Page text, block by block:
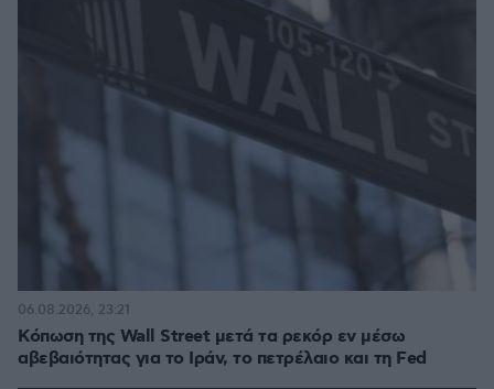
Κόπωση της Wall Street μετά τα ρεκόρ εν μέσω
αβεβαιότητας για το Ιράν, το πετρέλαιο και τη Fed
06.08.2026, 23:21